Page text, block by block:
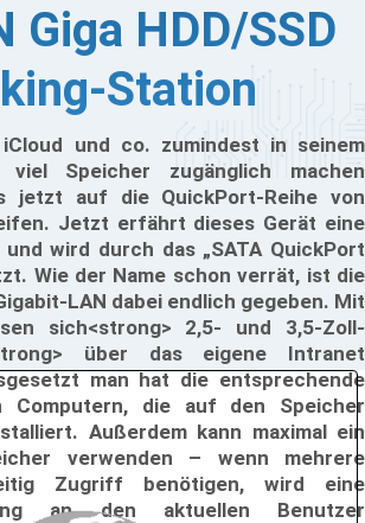
Giga HDD/SSD
Station
und co. zumindest in seinem
viel Speicher zugänglich machen
jetzt auf die QuickPort-Reihe von
Jetzt erfährt dieses Gerät eine
wird durch das „SATA QuickPort
Wie der Name schon verrät, ist die
LAN dabei endlich gegeben. Mit
sich<strong> 2,5- und 3,5-Zoll-
strong> über das eigene Intranet
man hat die entsprechende
Computern, die auf den Speicher
Außerdem kann maximal ein
verwenden – wenn mehrere
Zugriff benötigen, wird eine
an den aktuellen Benutzer